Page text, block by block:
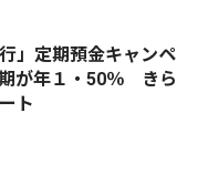
」定期預金キャンペ
が年１・50％ きら
ト